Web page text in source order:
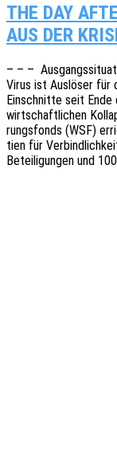
THE DAY
AUS DER
– – –
Virus ist Auslö­ser für
Einschnit­te seit Ende
wirt­schaft­li­chen
rungs­fonds (WSF)
tien für
Betei­li­gun­gen und